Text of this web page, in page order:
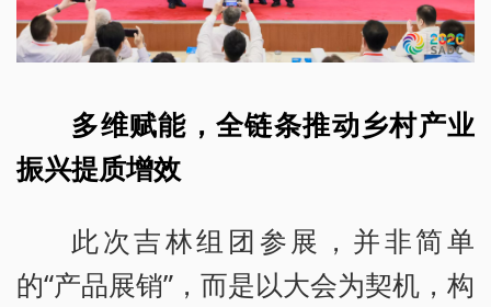
多维赋能，全链条推动乡村产业
振兴提质增效
此次吉林组团参展，并非简单
的“产品展销”，而是以大会为契机，构